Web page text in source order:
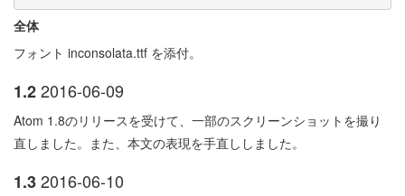
全体
フォント inconsolata.ttf を添付。
1.22016-06-09
Atom 1.8のリリースを受けて、一部のスクリーンショットを撮り
直しました。また、本文の表現を手直ししました。
1.32016-06-10